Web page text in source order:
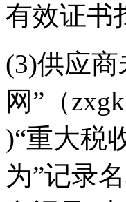
有效证书
(3)供应
网”（
)“重大税
为”记录